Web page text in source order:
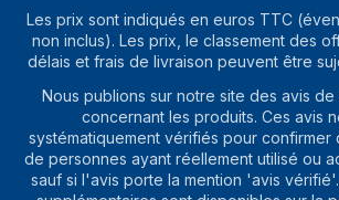
Les prix sont indiqués en euros TTC
non inclus). Les prix, le classement des
délais et frais de livraison peuvent être
Nous publions sur notre site des avis de
concernant les produits. Ces avis
systématiquement vérifiés pour confirmer
de personnes ayant réellement utilisé ou
sauf si l'avis porte la mention 'avis